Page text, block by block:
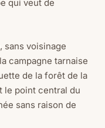
qui veut de
sans voisinage
campagne tarnaise
de la forêt de la
le point central du
sans raison de